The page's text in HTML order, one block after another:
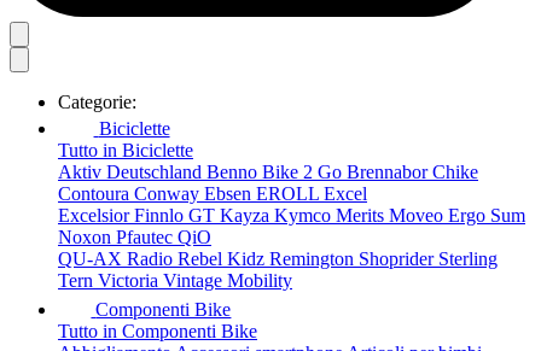
Categorie:
Biciclette
Tutto in Biciclette
Aktiv Deutschland Benno Bike 2 Go Brennabor Chike
Contoura Conway Ebsen EROLL Excel
Excelsior Finnlo GT Kayza Kymco Merits Moveo Ergo Sum
Noxon Pfautec QiO
QU-AX Radio Rebel Kidz Remington Shoprider Sterling
Tern Victoria Vintage Mobility
Componenti Bike
Tutto in Componenti Bike